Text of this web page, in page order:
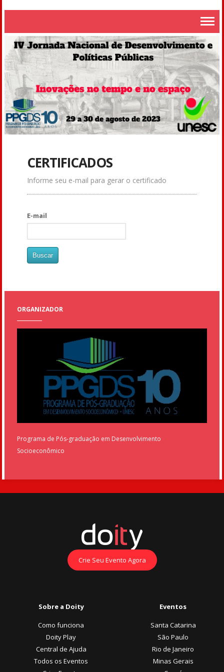
CERTIFICADOS
Informe seu e-mail para gerar o certificado
E-mail
ORGANIZADOR
Programa de Pós-graduação em Desenvolvimento
Socioeconômico
Crie Seu Evento Agora
Sobre a Doity
Como funciona
Doity Play
Central de Ajuda
Todos os Eventos
Eventos
Santa Catarina
São Paulo
Rio de Janeiro
Minas Gerais